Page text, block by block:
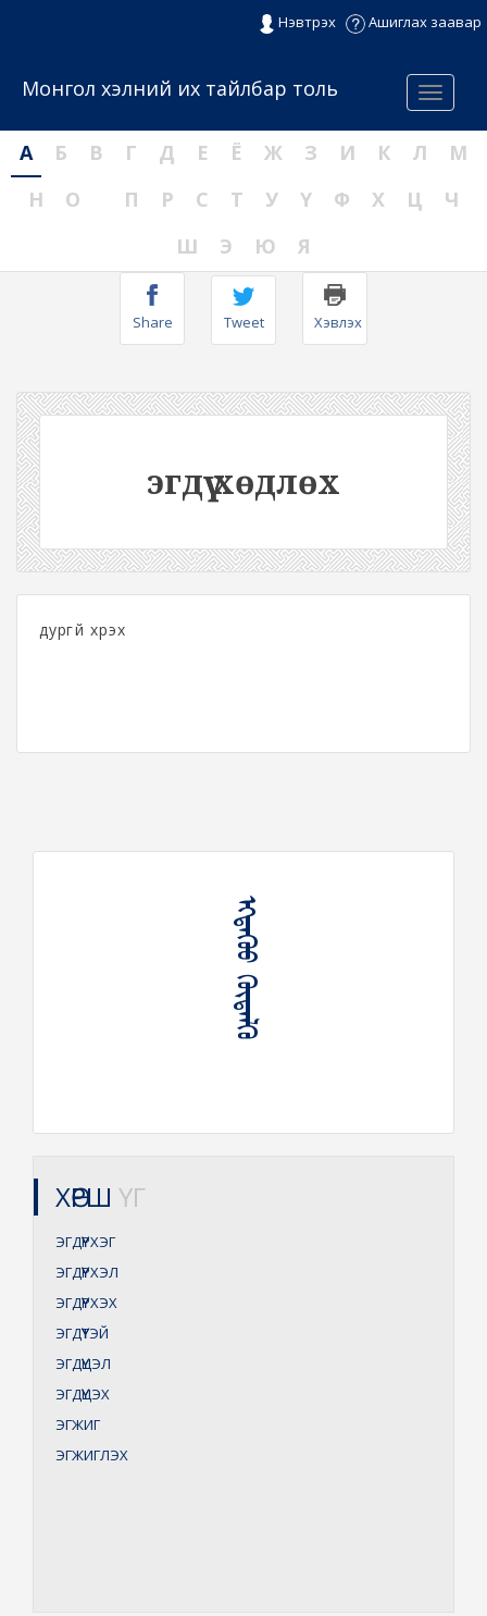
Нэвтрэх Ашиглах заавар
Menu
Монгол хэлний их тайлбар толь
А Б В Г Д Е Ё Ж З И К Л
М
Н
О П Р С Т У Ү Ф Х Ц
Ч
Ш
Э Ю Я
Share Tweet Хэвлэх
эгдүү хөдлөх
дургүй хүрэх
ᠡᠭᠳᠡᠭᠦᠦ ᠬᠥᠳᠡᠯᠬᠦ
ХӨРШ ҮГ
ЭГДҮҮРХЭГ
ЭГДҮҮРХЭЛ
ЭГДҮҮРХЭХ
ЭГДҮҮТЭЙ
ЭГДҮҮЦЭЛ
ЭГДҮҮЦЭХ
ЭГЖИГ
ЭГЖИГЛЭХ